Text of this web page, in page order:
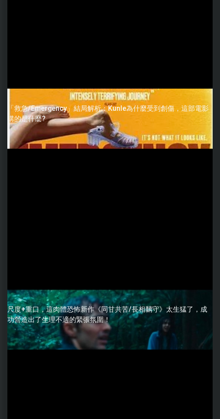
「救急/Emergency」結局解析：Kunle為什麼受到創傷，這部電影
講的是什麼?
尺度+重口，這肉體恐怖新作《同甘共苦/長相黐守》太生猛了，成
功營造出了生理不適的緊張氛圍！